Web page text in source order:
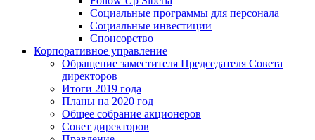
Социальные программы для персонала
Социальные инвестиции
Спонсорство
Корпоративное управление
Обращение заместителя Председателя Совета
директоров
Итоги 2019 года
Планы на 2020 год
Общее собрание акционеров
Совет директоров